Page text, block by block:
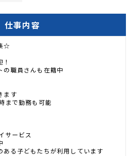
仕事内容
☆
職員さんも在籍中
ます
まで勤務も可能
サービス
る子どもたちが利用しています